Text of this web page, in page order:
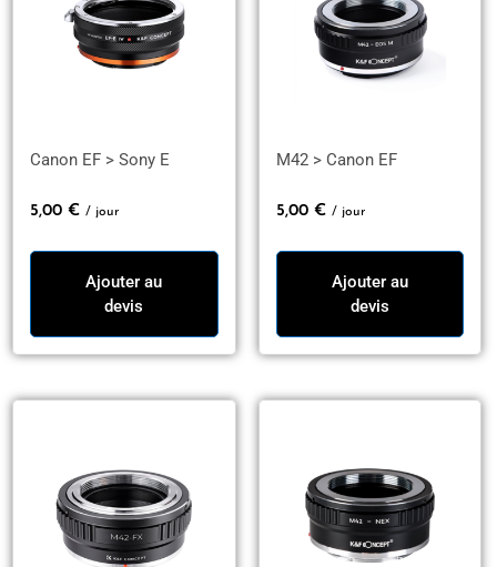
Canon EF > Sony E
5,00 € / jour
Ajouter au
devis
M42 > Canon EF
5,00 € / jour
Ajouter au
devis